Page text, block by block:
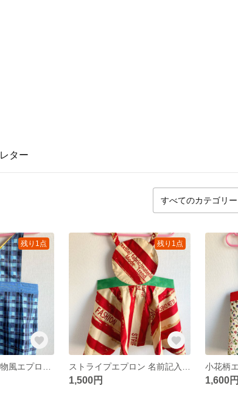
レター
残り1点 残り1点
1,500円 1,600円